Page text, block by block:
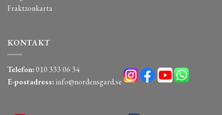
Fraktzonkarta
KONTAKT
Telefon:010 333 06 34
E-postadress: info@nordensgard.se